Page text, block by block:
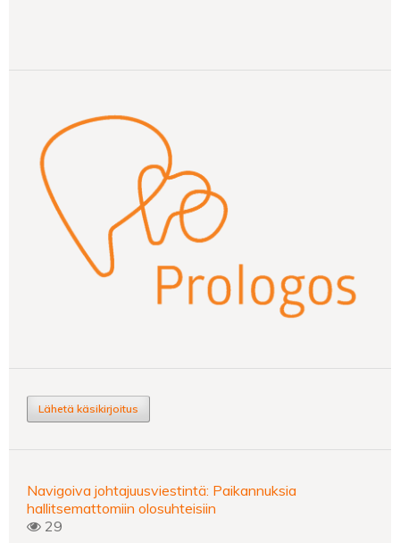
Lähetä käsikirjoitus
Navigoiva johtajuusviestintä: Paikannuksia
hallitsemattomiin olosuhteisiin
29